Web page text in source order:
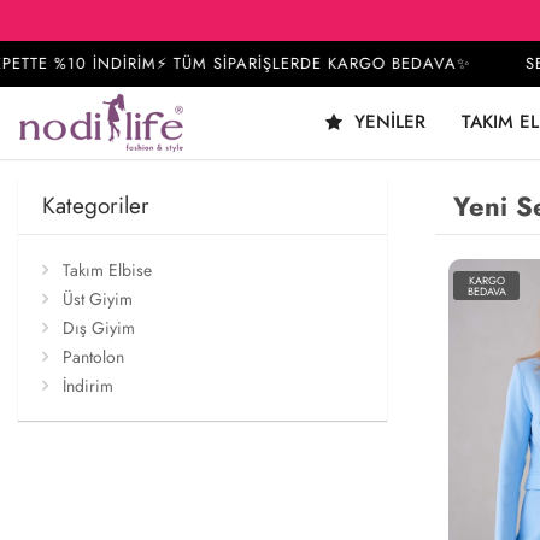
%10 İNDİRİM⚡ TÜM SİPARİŞLERDE KARGO BEDAVA✨
YENILER TAKIM
Kategoriler
Takım Elbise
Üst Giyim
Dış Giyim
Pantolon
İndirim
Yeni
KARGO
BEDAVA